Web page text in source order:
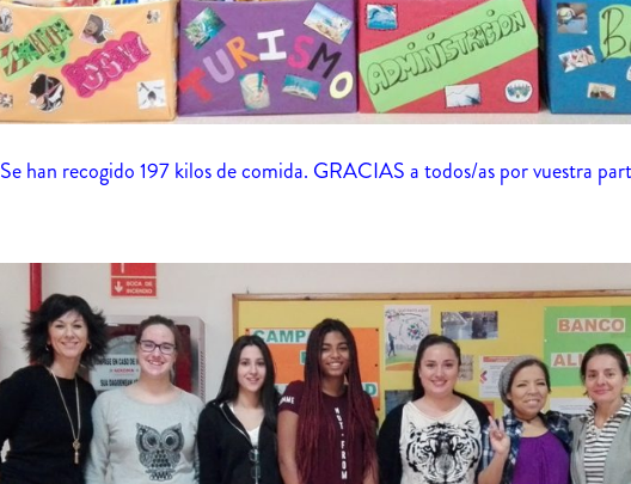
Se han recogido 197 kilos de comida. GRACIAS a todos/as por vuestra